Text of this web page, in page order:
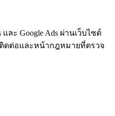
และ Google Ads ผ่านเว็บไซต์
ดต่อและหน้ากฎหมายที่ตรวจ